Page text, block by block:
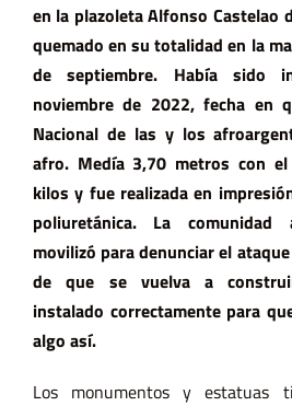
en la plazoleta Alfonso Castelao
quemado en su totalidad en la
de septiembre. Había sido
noviembre de 2022, fecha en
Nacional de las y los
afro. Medía 3,70 metros con
kilos y fue realizada en
poliuretánica. La comunidad
movilizó para denunciar el
de que se vuelva a
instalado correctamente para
algo así.
Los monumentos y estatuas